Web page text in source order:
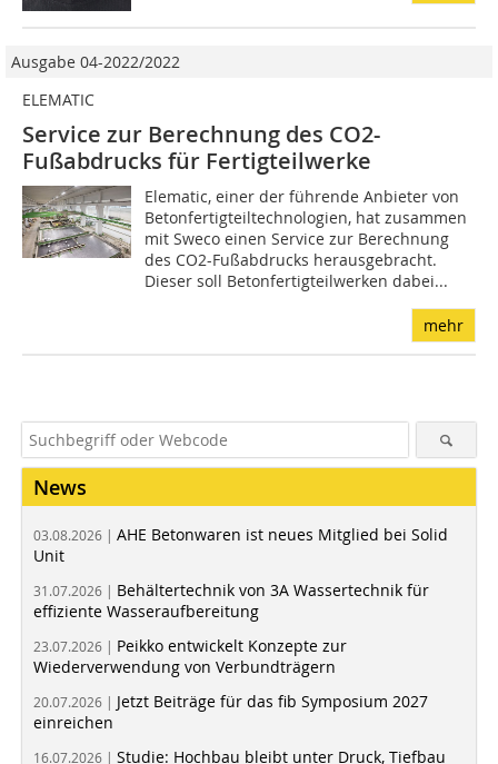
Ausgabe 04-2022/2022
ELEMATIC
Service zur Berechnung des CO2-
Fußabdrucks für Fertigteilwerke
Elematic, einer der führende Anbieter von
Betonfertigteiltechnologien, hat zusammen
mit Sweco einen Service zur Berechnung
des CO2-Fußabdrucks herausgebracht.
Dieser soll Betonfertigteilwerken dabei...
mehr
News
03.08.2026 | AHE Betonwaren ist neues Mitglied bei Solid
Unit
31.07.2026 | Behältertechnik von 3A Wassertechnik für
effiziente Wasseraufbereitung
23.07.2026 | Peikko entwickelt Konzepte zur
Wiederverwendung von Verbundträgern
20.07.2026 | Jetzt Beiträge für das fib Symposium 2027
einreichen
16.07.2026 | Studie: Hochbau bleibt unter Druck, Tiefbau